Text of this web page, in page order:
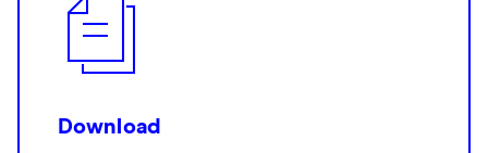
Download